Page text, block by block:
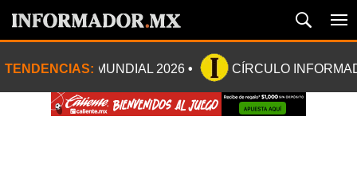
TENDENCIAS: MUNDIAL 2026 CÍRCULO